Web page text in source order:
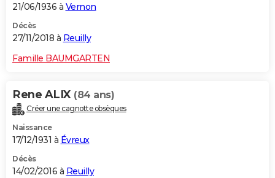
21/06/1936 à Vernon
Décès
27/11/2018 à Reuilly
Famille BAUMGARTEN
Rene ALIX (84 ans)
Créer une cagnotte obsèques
Naissance
17/12/1931 à Évreux
Décès
14/02/2016 à Reuilly